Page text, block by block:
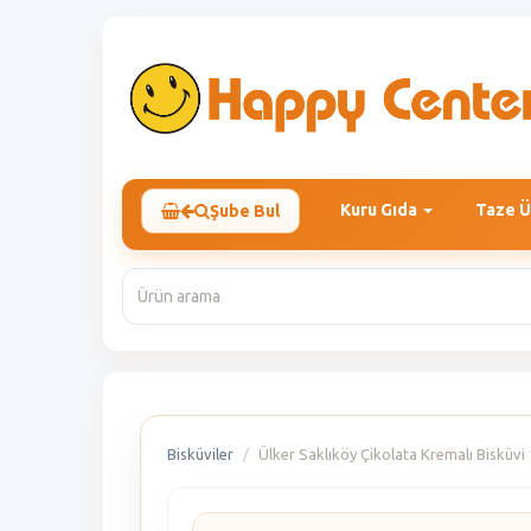
Şube Bul Kuru Gıda Taze
Bisküviler Ülker Saklıköy Çikolata Kremalı Bisküvi